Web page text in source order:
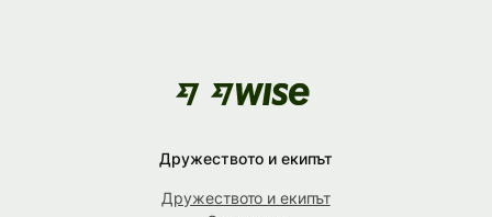
Дружеството и екипът
Дружеството и екипът